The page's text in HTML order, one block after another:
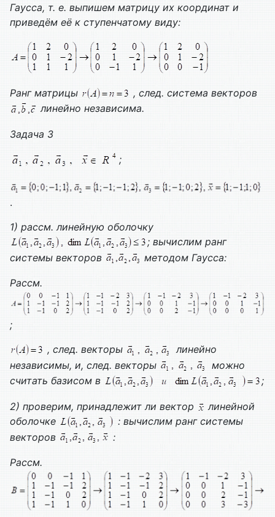
Гаусса, т. е. выпишем матрицу их координат и
приведём её к ступенчатому виду:
Ранг матрицы
, след. система векторов
линейно независима.
Задача 3
;
.
1) рассм. линейную оболочку
; вычислим ранг
системы векторов
методом Гаусса:
Рассм.
;
, след. векторы
линейно
независимы, и, след. векторы
можно
считать базисом в
;
2) проверим, принадлежит ли вектор
линейной
оболочке
: вычислим ранг системы
векторов
:
Рассм.